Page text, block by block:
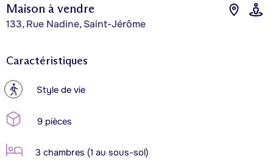
Maison à vendre
133, Rue Nadine, Saint-Jérôme
Caractéristiques
? Style de vie
9 pièces
3 chambres (1 au sous-sol)